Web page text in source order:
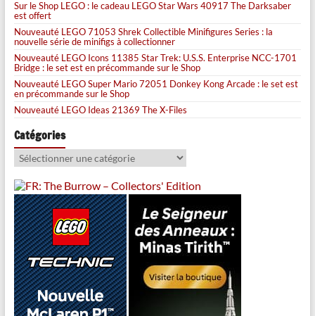
Sur le Shop LEGO : le cadeau LEGO Star Wars 40917 The Darksaber
est offert
Nouveauté LEGO 71053 Shrek Collectible Minifigures Series : la
nouvelle série de minifigs à collectionner
Nouveauté LEGO Icons 11385 Star Trek: U.S.S. Enterprise NCC-1701
Bridge : le set est en précommande sur le Shop
Nouveauté LEGO Super Mario 72051 Donkey Kong Arcade : le set est
en précommande sur le Shop
Nouveauté LEGO Ideas 21369 The X-Files
Catégories
Catégories